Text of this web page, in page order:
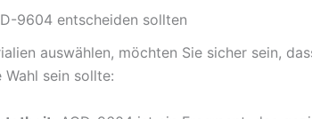
9604 entscheiden sollten
auswählen, möchten Sie sicher sein,
sein sollte: